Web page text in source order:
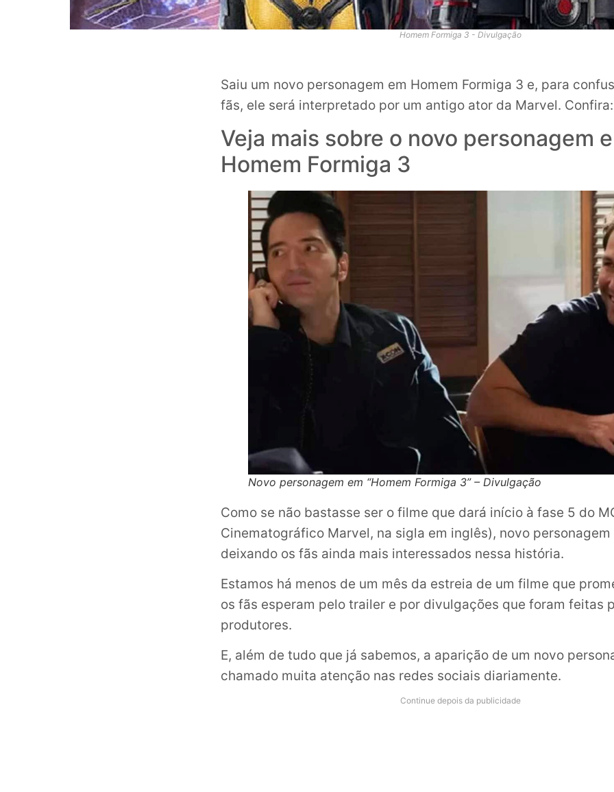
Homem Formiga 3 - Divulgação
Saiu um novo personagem em Homem Formiga 3 e, para
fãs, ele será interpretado por um antigo ator da Marvel. Confira:
Veja mais sobre o novo personagem
Homem Formiga 3
Novo personagem em “Homem Formiga 3” – Divulgação
Como se não bastasse ser o filme que dará início à fase 5 do
Cinematográfico Marvel, na sigla em inglês), novo personagem
deixando os fãs ainda mais interessados nessa história.
Estamos há menos de um mês da estreia de um filme que
os fãs esperam pelo trailer e por divulgações que foram feitas
produtores.
E, além de tudo que já sabemos, a aparição de um novo
chamado muita atenção nas redes sociais diariamente.
Continue depois da publicidade